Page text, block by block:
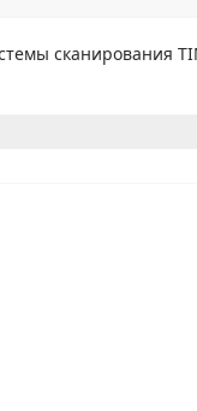
сканирования